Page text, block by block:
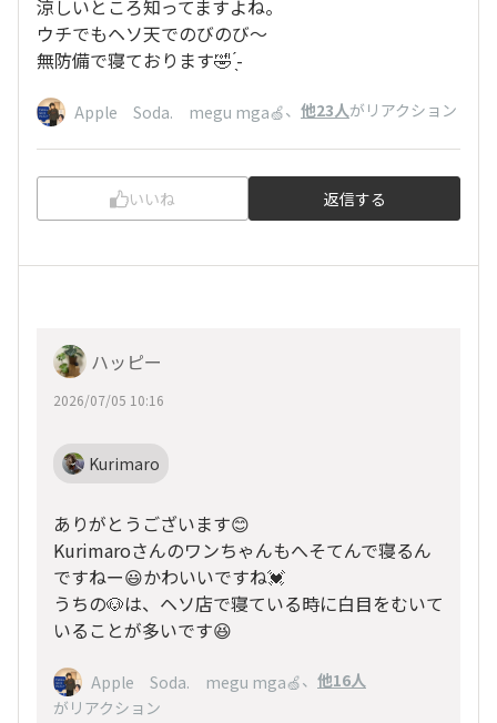
涼しいところ知ってますよね。
ウチでもヘソ天でのびのび～
無防備で寝ております🤣 ̖́-
Apple Soda. megu mga🍏、 他23人がリアクション
いいね 返信する
ハッピー
2026/07/05 10:16
Kurimaro
ありがとうございます😊
Kurimaroさんのワンちゃんもへそてんで寝るん
ですねー😃かわいいですね💓
うちの🐶は、ヘソ店で寝ている時に白目をむいて
いることが多いです😆
Apple Soda. megu mga🍏、 他16人
がリアクション